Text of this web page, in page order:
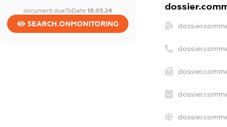
document.dueToDate18.03.24
SEARCH.ONMONITORING